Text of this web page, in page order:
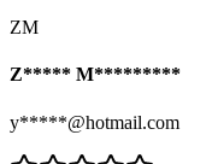
ZM
Z***** M*********
y*****@hotmail.com